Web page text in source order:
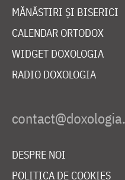
MĂNĂSTIRI ȘI BISERICI
CALENDAR ORTODOX
WIDGET DOXOLOGIA
RADIO DOXOLOGIA
DESPRE NOI
POLITICA DE COOKIES